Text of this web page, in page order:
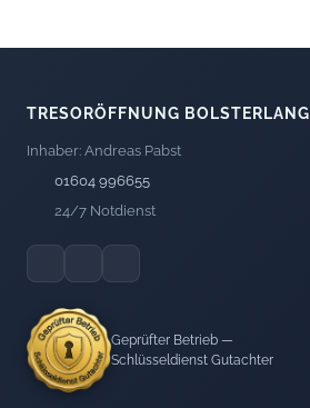
TRESORÖFFNUNG BOLSTERLANG
Inhaber: Andreas Pabst
01604 996655
24/7 Notdienst
Geprüfter Betrieb —
Schlüsseldienst Gutachter